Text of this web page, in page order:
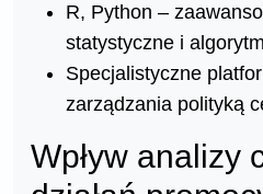
R, Python –
statystyczne i
Specjalistyczne
zarządzania polityką
Wpływ analizy